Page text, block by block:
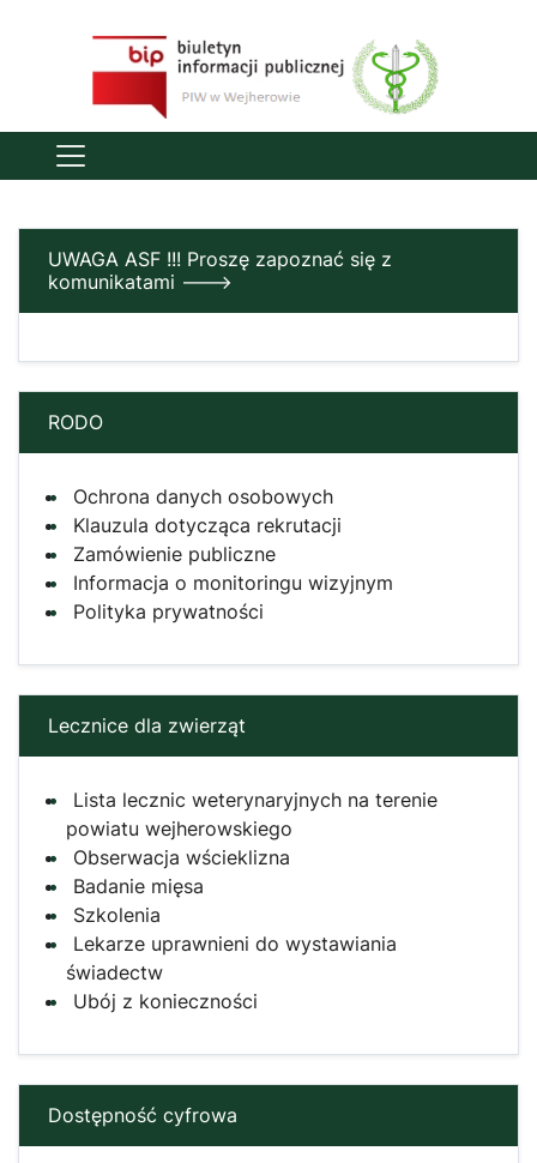
UWAGA ASF !!! Proszę zapoznać się z
komunikatami --->
RODO
Ochrona danych osobowych
Klauzula dotycząca rekrutacji
Zamówienie publiczne
Informacja o monitoringu wizyjnym
Polityka prywatności
Lecznice dla zwierząt
Lista lecznic weterynaryjnych na terenie
powiatu wejherowskiego
Obserwacja wścieklizna
Badanie mięsa
Szkolenia
Lekarze uprawnieni do wystawiania
świadectw
Ubój z konieczności
Dostępność cyfrowa